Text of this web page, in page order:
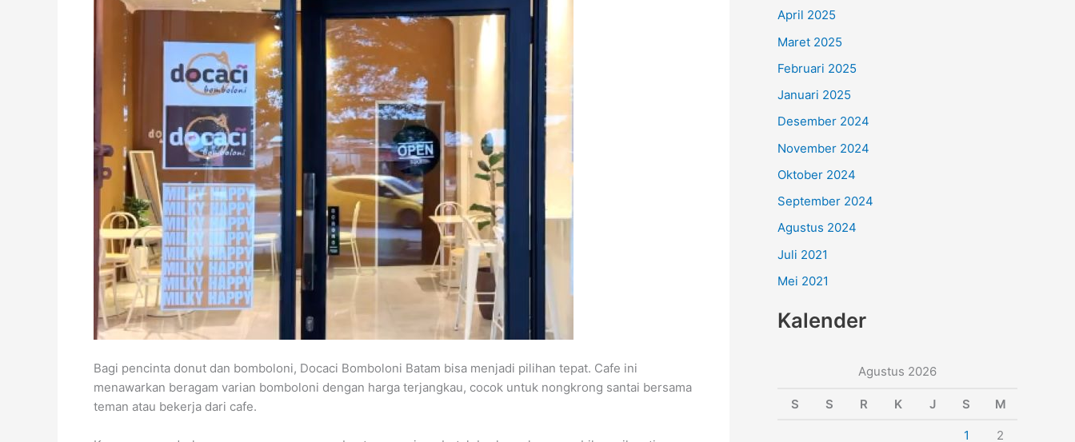
Bagi pencinta donut dan bomboloni, Docaci Bomboloni Batam bisa menjadi pilihan tepat. Cafe ini
menawarkan beragam varian bomboloni dengan harga terjangkau, cocok untuk nongkrong santai bersama
teman atau bekerja dari cafe.
April 2025
Maret 2025
Februari 2025
Januari 2025
Desember 2024
November 2024
Oktober 2024
September 2024
Agustus 2024
Juli 2021
Mei 2021
Kalender
Agustus 2026
S S R K J S M
1
2